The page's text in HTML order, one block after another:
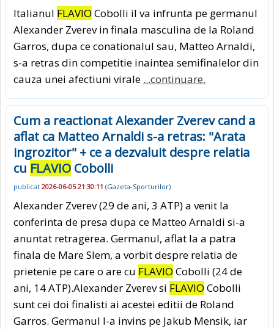
Italianul FLAVIO Cobolli il va infrunta pe germanul
Alexander Zverev in finala masculina de la Roland
Garros, dupa ce conationalul sau, Matteo Arnaldi,
s-a retras din competitie inaintea semifinalelor din
cauza unei afectiuni virale ...continuare.
Cum a reactionat Alexander Zverev cand a
aflat ca Matteo Arnaldi s-a retras: "Arata
ingrozitor" + ce a dezvaluit despre relatia
cu FLAVIO Cobolli
publicat 2026-06-05 21:30:11 (Gazeta-Sporturilor)
Alexander Zverev (29 de ani, 3 ATP) a venit la
conferinta de presa dupa ce Matteo Arnaldi si-a
anuntat retragerea. Germanul, aflat la a patra
finala de Mare Slem, a vorbit despre relatia de
prietenie pe care o are cu FLAVIO Cobolli (24 de
ani, 14 ATP).Alexander Zverev si FLAVIO Cobolli
sunt cei doi finalisti ai acestei editii de Roland
Garros. Germanul l-a invins pe Jakub Mensik, iar